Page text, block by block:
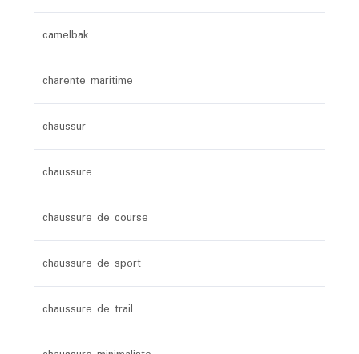
camelbak
charente maritime
chaussur
chaussure
chaussure de course
chaussure de sport
chaussure de trail